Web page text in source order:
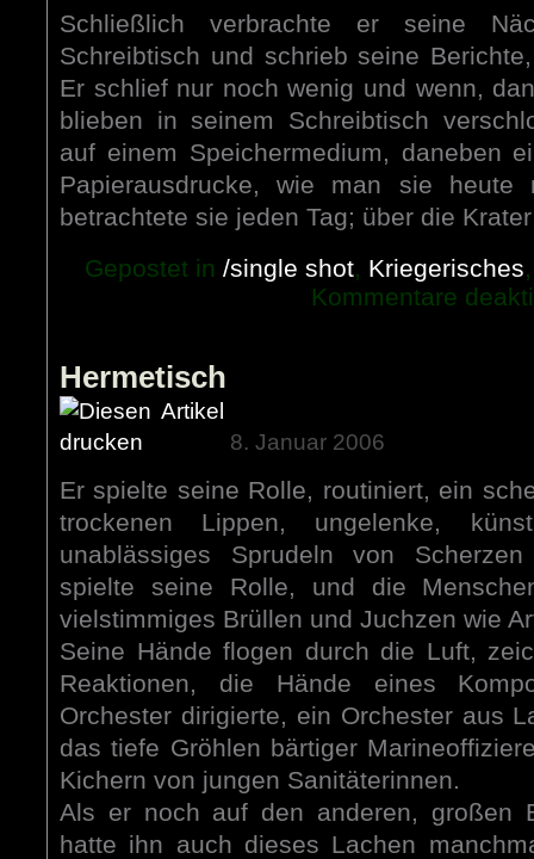
Schließlich verbrachte er seine
Schreibtisch und schrieb seine
Er schlief nur noch wenig und wenn,
blieben in seinem Schreibtisch
auf einem Speichermedium, daneben
Papierausdrucke, wie man sie
betrachtete sie jeden Tag; über die
Gepostet in /single shot, Kriegerisches
Kommentare
Hermetisch
8. Januar 2006
Er spielte seine Rolle, routiniert, ein
trockenen Lippen, ungelenke,
unablässiges Sprudeln von
spielte seine Rolle, und die
vielstimmiges Brüllen und Juchzen wie
Seine Hände flogen durch die Luft,
Reaktionen, die Hände eines
Orchester dirigierte, ein Orchester aus
das tiefe Gröhlen bärtiger
Kichern von jungen Sanitäterinnen.
Als er noch auf den anderen, großen
hatte ihn auch dieses Lachen